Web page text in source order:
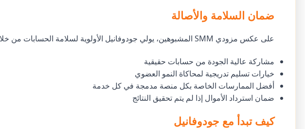
ضمان السلامة والأصالة
على عكس مزودي SMM المشبوهين، يولي جودوفانيل الأولوية لسلامة الحسابات من خلال:
مشاركة عالية الجودة من حسابات حقيقية
خيارات تسليم تدريجية لمحاكاة النمو العضوي
أفضل الممارسات الخاصة بكل منصة مدمجة في كل خدمة
ضمان استرداد الأموال إذا لم يتم تحقيق النتائج
كيف تبدأ مع جودوفانيل